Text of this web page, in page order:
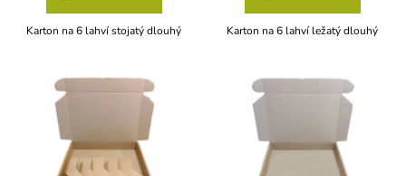
Karton na 6 lahví stojatý dlouhý Karton na 6 lahví ležatý dlouhý